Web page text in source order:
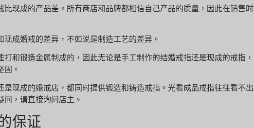
比现成的产品差。所有商店和品牌都相信自己产品的质量，因此在销售时
成婚戒的差异，不如说是制造工艺的差异。
和锻造金属制成的，因此无论是手工制作的结婚戒指还是现成的戒指，
固。
是现成的婚戒店，都同时提供锻造和铸造戒指。光看成品戒指往往看不出
，请直接询问店主。
保证